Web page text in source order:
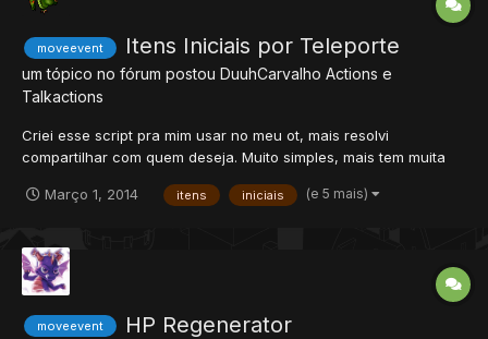
moveevent Itens Iniciais por Teleporte
um tópico no fórum postou DuuhCarvalho Actions e
Talkactions
Criei esse script pra mim usar no meu ot, mais resolvi
compartilhar com quem deseja. Muito simples, mais tem muita
scripts .. Apaga o arquivo firstitems.lua. e remova a tag em
Março 1, 2014 itens iniciais (e 5 mais)
moveevent HP Regenerator